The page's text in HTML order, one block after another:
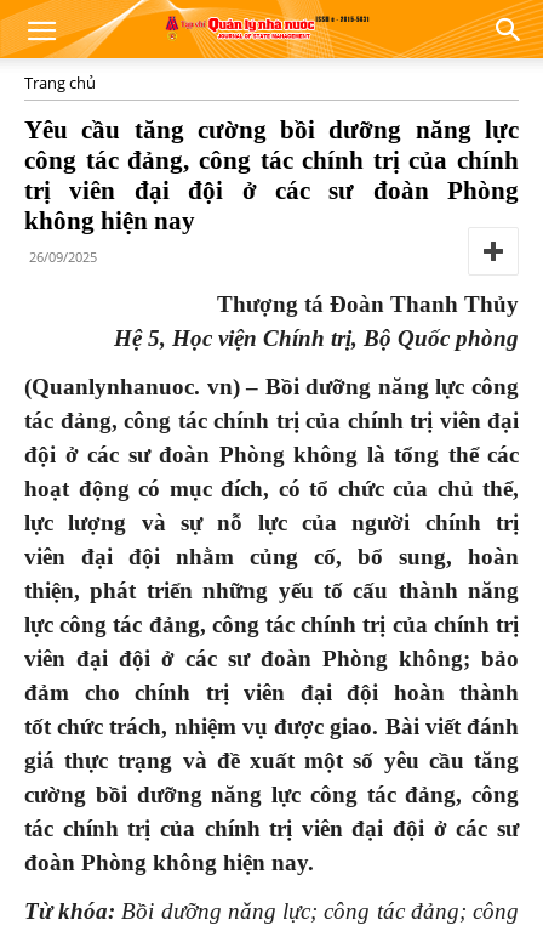
Trang chủ
Yêu cầu tăng cường bồi dưỡng năng lực
công tác đảng, công tác chính trị của chính
trị viên đại đội ở các sư đoàn Phòng
không hiện nay
26/09/2025
Thượng tá Đoàn Thanh Thủy
Hệ 5, Học viện Chính trị, Bộ Quốc phòng
(Quanlynhanuoc. vn) – Bồi dưỡng năng lực công
tác đảng, công tác chính trị của chính trị viên đại
đội ở các sư đoàn Phòng không là tổng thể các
hoạt động có mục đích, có tổ chức của chủ thể,
lực lượng và sự nỗ lực của người chính trị
viên đại đội nhằm củng cố, bổ sung, hoàn
thiện, phát triển những yếu tố cấu thành năng
lựccông tác đảng, công tác chính trị của chính trị
viên đại đội ở các sư đoàn Phòng không; bảo
đảm cho chính trị viên đại đội hoàn thành
tốtchức trách, nhiệm vụ được giao. Bài viết đánh
giá thực trạng và đề xuất một số yêu cầu tăng
cường bồi dưỡng năng lực công tác đảng, công
tác chính trị của chính trị viên đại đội ở các sư
đoàn Phòng không hiện nay.
Từ khóa: Bồi dưỡng năng lực; công tác đảng; công